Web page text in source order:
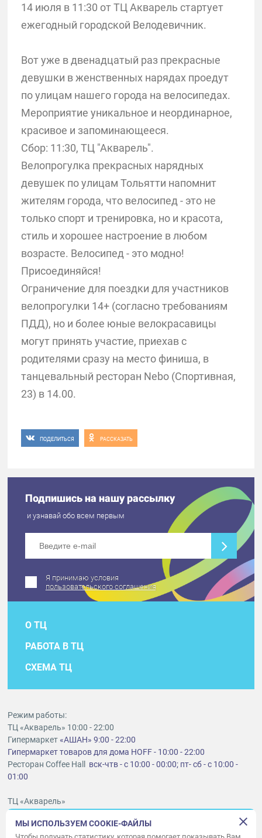
14 июля в 11:30 от ТЦ Акварель стартует
ежегодный городской Велодевичник.
Вот уже в двенадцатый раз прекрасные
девушки в женственных нарядах проедут
по улицам нашего города на велосипедах.
Мероприятие уникальное и неординарное,
красивое и запоминающееся.
Сбор: 11:30, ТЦ "Акварель".
Велопрогулка прекрасных нарядных
девушек по улицам Тольятти напомнит
жителям города, что велосипед - это не
только спорт и тренировка, но и красота,
стиль и хорошее настроение в любом
возрасте. Велосипед - это модно!
Присоединяйся!
Ограничение для поездки для участников
велопрогулки 14+ (согласно требованиям
ПДД), но и более юные велокрасавицы
могут принять участие, приехав с
родителями сразу на место финиша, в
танцевальный ресторан Nebo (Спортивная,
23) в 14.00.
ПОДЕЛИТЬСЯ РАССКАЗАТЬ
Подпишись на нашу рассылку
и узнавай обо всем первым
Я принимаю условия
пользовательского соглашения
О ТЦ
РАБОТА В ТЦ
СХЕМА ТЦ
Режим работы:
ТЦ «Акварель» 10:00 - 22:00
Гипермаркет«АШАН» 9:00 - 22:00
Гипермаркет товаров для дома HOFF - 10:00 - 22:00
Ресторан Coffee Hall вск-чтв - с 10:00 - 00:00; пт- сб - с 10:00 -
01:00
ТЦ «Акварель»
lt@aquarelle-centre.ru
МЫ ИСПОЛЬЗУЕМ COOKIE-ФАЙЛЫ